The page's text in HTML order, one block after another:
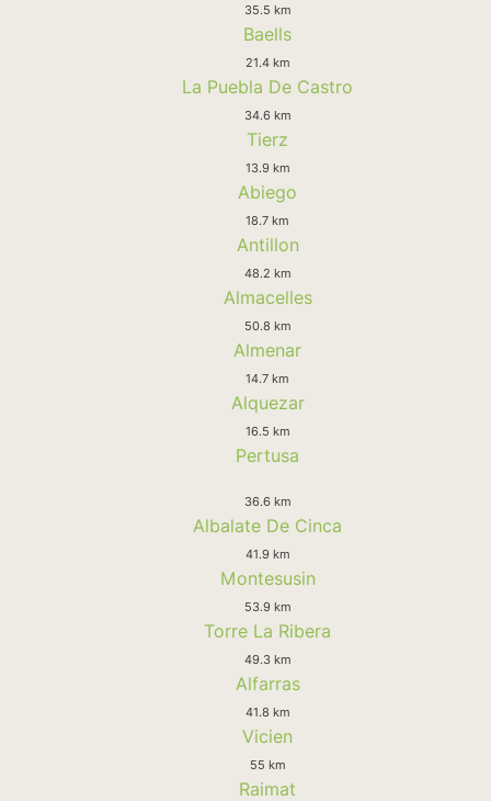
35.5 km
Baells
21.4 km
La Puebla De Castro
34.6 km
Tierz
13.9 km
Abiego
18.7 km
Antillon
48.2 km
Almacelles
50.8 km
Almenar
14.7 km
Alquezar
16.5 km
Pertusa
36.6 km
Albalate De Cinca
41.9 km
Montesusin
53.9 km
Torre La Ribera
49.3 km
Alfarras
41.8 km
Vicien
55 km
Raimat